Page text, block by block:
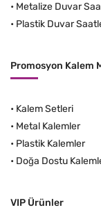
• Metalize Duvar
• Plastik Duvar
Promosyon Kalem
• Kalem Setleri
• Metal Kalemler
• Plastik Kalemler
• Doğa Dostu
VIP Ürünler